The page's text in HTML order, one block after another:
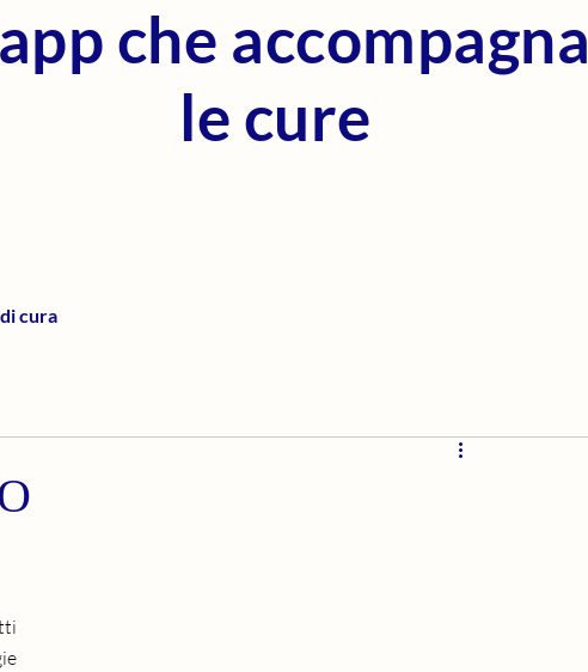
che accompagna
le cure
cura